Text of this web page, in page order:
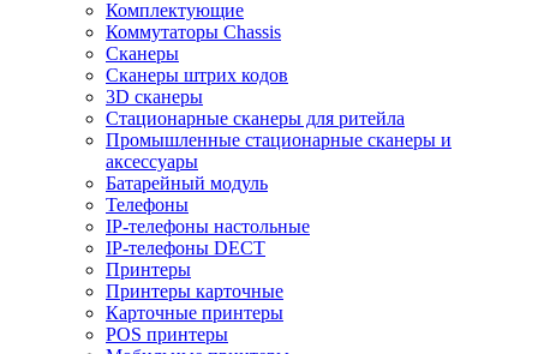
Комплектующие
Коммутаторы Chassis
Сканеры
Сканеры штрих кодов
3D сканеры
Стационарные сканеры для ритейла
Промышленные стационарные сканеры и
аксессуары
Батарейный модуль
Телефоны
IP-телефоны настольные
IP-телефоны DECT
Принтеры
Принтеры карточные
Карточные принтеры
POS принтеры